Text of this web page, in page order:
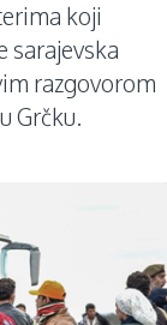
koji
sarajevska
razgovorom
Grčku.